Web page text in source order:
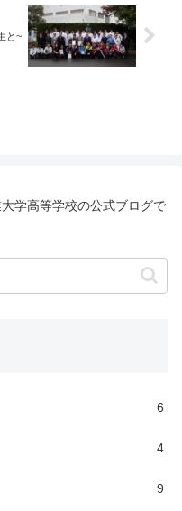
と~
学高等学校の公式ブログで
6
4
9